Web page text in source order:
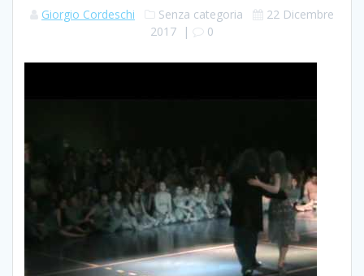
Giorgio Cordeschi Senza categoria
22 Dicembre
2017 | 0